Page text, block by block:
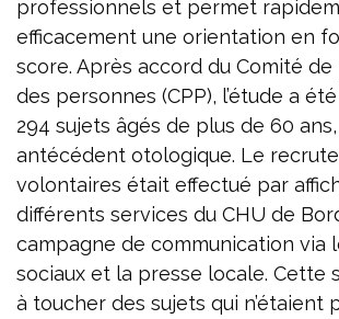
professionnels et permet
efficacement une orientation en
score. Après accord du Comité
des personnes (CPP), l’étude a
294 sujets âgés de plus de 60
antécédent otologique. Le
volontaires était effectué par
différents services du CHU de
campagne de communication via
sociaux et la presse locale. Cette
à toucher des sujets qui n’étaient